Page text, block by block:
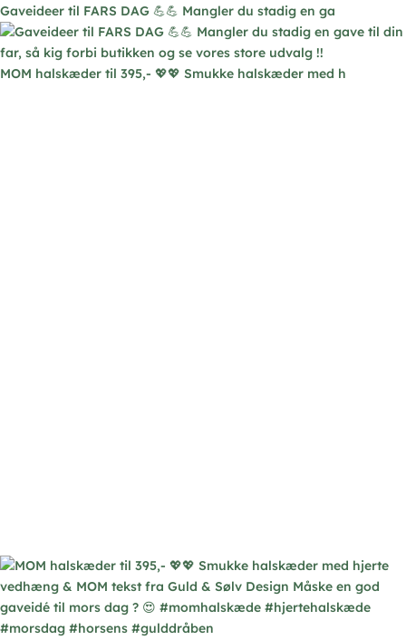
Gaveideer til FARS DAG 💪💪 Mangler du stadig en ga
MOM halskæder til 395,- 💖💖 Smukke halskæder med h